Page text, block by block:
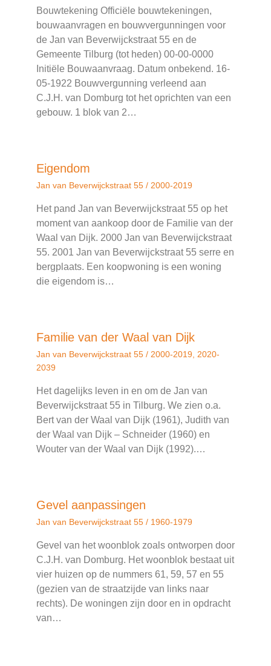
Bouwtekening Officiële bouwtekeningen,
bouwaanvragen en bouwvergunningen voor
de Jan van Beverwijckstraat 55 en de
Gemeente Tilburg (tot heden) 00-00-0000
Initiële Bouwaanvraag. Datum onbekend. 16-
05-1922 Bouwvergunning verleend aan
C.J.H. van Domburg tot het oprichten van een
gebouw. 1 blok van 2…
Eigendom
Jan van Beverwijckstraat 55 / 2000-2019
Het pand Jan van Beverwijckstraat 55 op het
moment van aankoop door de Familie van der
Waal van Dijk. 2000 Jan van Beverwijckstraat
55. 2001 Jan van Beverwijckstraat 55 serre en
bergplaats. Een koopwoning is een woning
die eigendom is…
Familie van der Waal van Dijk
Jan van Beverwijckstraat 55 / 2000-2019 2020-
2039
Het dagelijks leven in en om de Jan van
Beverwijckstraat 55 in Tilburg. We zien o.a.
Bert van der Waal van Dijk (1961), Judith van
der Waal van Dijk – Schneider (1960) en
Wouter van der Waal van Dijk (1992).…
Gevel aanpassingen
Jan van Beverwijckstraat 55 / 1960-1979
Gevel van het woonblok zoals ontworpen door
C.J.H. van Domburg. Het woonblok bestaat uit
vier huizen op de nummers 61, 59, 57 en 55
(gezien van de straatzijde van links naar
rechts). De woningen zijn door en in opdracht
van…